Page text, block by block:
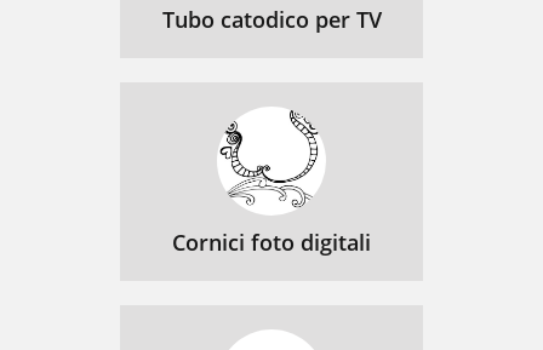
Tubo catodico per TV
Cornici foto digitali